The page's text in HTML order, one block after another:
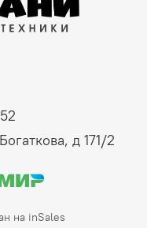
д 171/2
на inSales